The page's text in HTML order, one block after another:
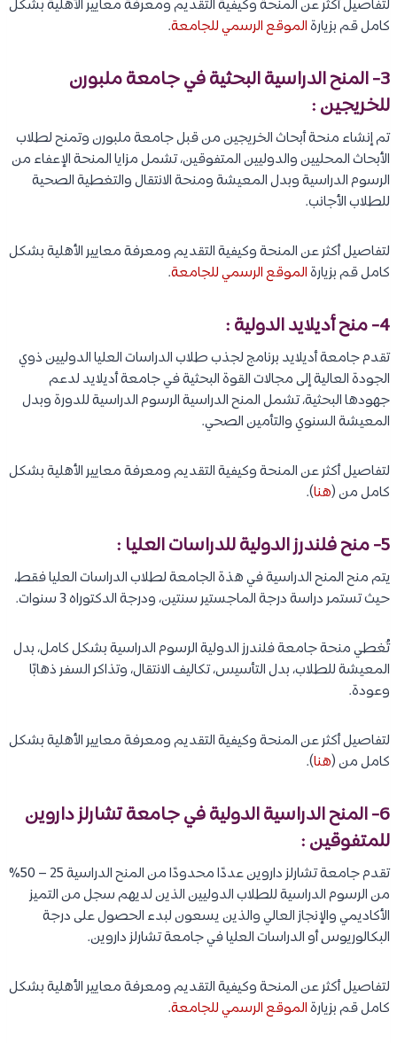
لتفاصيل أكثر عن المنحة وكيفية التقديم ومعرفة معايير الأهلية بشكل
كامل قم بزيارةالموقع الرسمي للجامعة.
3- المنح الدراسية البحثية في جامعة ملبورن
للخريجين :
تم إنشاء منحة أبحاث الخريجين من قبل جامعة ملبورن وتمنح لطلاب
الأبحاث المحليين والدوليين المتفوقين، تشمل مزايا المنحة الإعفاء من
الرسوم الدراسية وبدل المعيشة ومنحة الانتقال والتغطية الصحية
للطلاب الأجانب.
لتفاصيل أكثر عن المنحة وكيفية التقديم ومعرفة معايير الأهلية بشكل
كامل قم بزيارةالموقع الرسمي للجامعة.
4- منح أديلايد الدولية :
تقدم جامعة أديلايد برنامج لجذب طلاب الدراسات العليا الدوليين ذوي
الجودة العالية إلى مجالات القوة البحثية في جامعة أديلايد لدعم
جهودها البحثية، تشمل المنح الدراسية الرسوم الدراسية للدورة وبدل
المعيشة السنوي والتأمين الصحي.
لتفاصيل أكثر عن المنحة وكيفية التقديم ومعرفة معايير الأهلية بشكل
كامل من (هنا).
5- منح فلندرز الدولية للدراسات العليا :
يتم منح المنح الدراسية في هذة الجامعة لطلاب الدراسات العليا فقط،
حيث تستمر دراسة درجة الماجستير سنتين، ودرجة الدكتوراه 3 سنوات.
تُغطي منحة جامعة فلندرز الدولية الرسوم الدراسية بشكل كامل، بدل
المعيشة للطلاب، بدل التأسيس، تكاليف الانتقال، وتذاكر السفر ذهابًا
وعودة.
لتفاصيل أكثر عن المنحة وكيفية التقديم ومعرفة معايير الأهلية بشكل
كامل من (هنا).
6- المنح الدراسية الدولية في جامعة تشارلز داروين
للمتفوقين :
تقدم جامعة تشارلز داروين عددًا محدودًا من المنح الدراسية 25 – 50%
من الرسوم الدراسية للطلاب الدوليين الذين لديهم سجل من التميز
الأكاديمي والإنجاز العالي والذين يسعون لبدء الحصول على درجة
البكالوريوس أو الدراسات العليا في جامعة تشارلز داروين.
لتفاصيل أكثر عن المنحة وكيفية التقديم ومعرفة معايير الأهلية بشكل
كامل قم بزيارةالموقع الرسمي للجامعة.